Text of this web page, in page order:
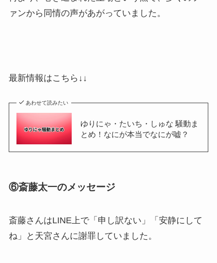
ァンから同情の声があがっていました。
最新情報はこちら↓↓
あわせて読みたい
ゆりにゃ・たいち・しゅな 騒動ま
とめ！なにが本当でなにが嘘？
⑥斎藤太一のメッセージ
斎藤さんはLINE上で「申し訳ない」「安静にして
ね」と天宮さんに謝罪していました。